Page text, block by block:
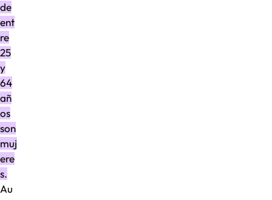
de
ent
re
25
y
64
añ
os
son
muj
ere
s.
Au